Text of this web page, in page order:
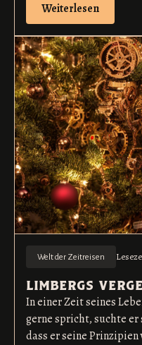
Weiterlesen
Welt der Zeitreisen
limbergs
In einer Zeit seines
gerne spricht, suchte er
dass er seine Prinzipien